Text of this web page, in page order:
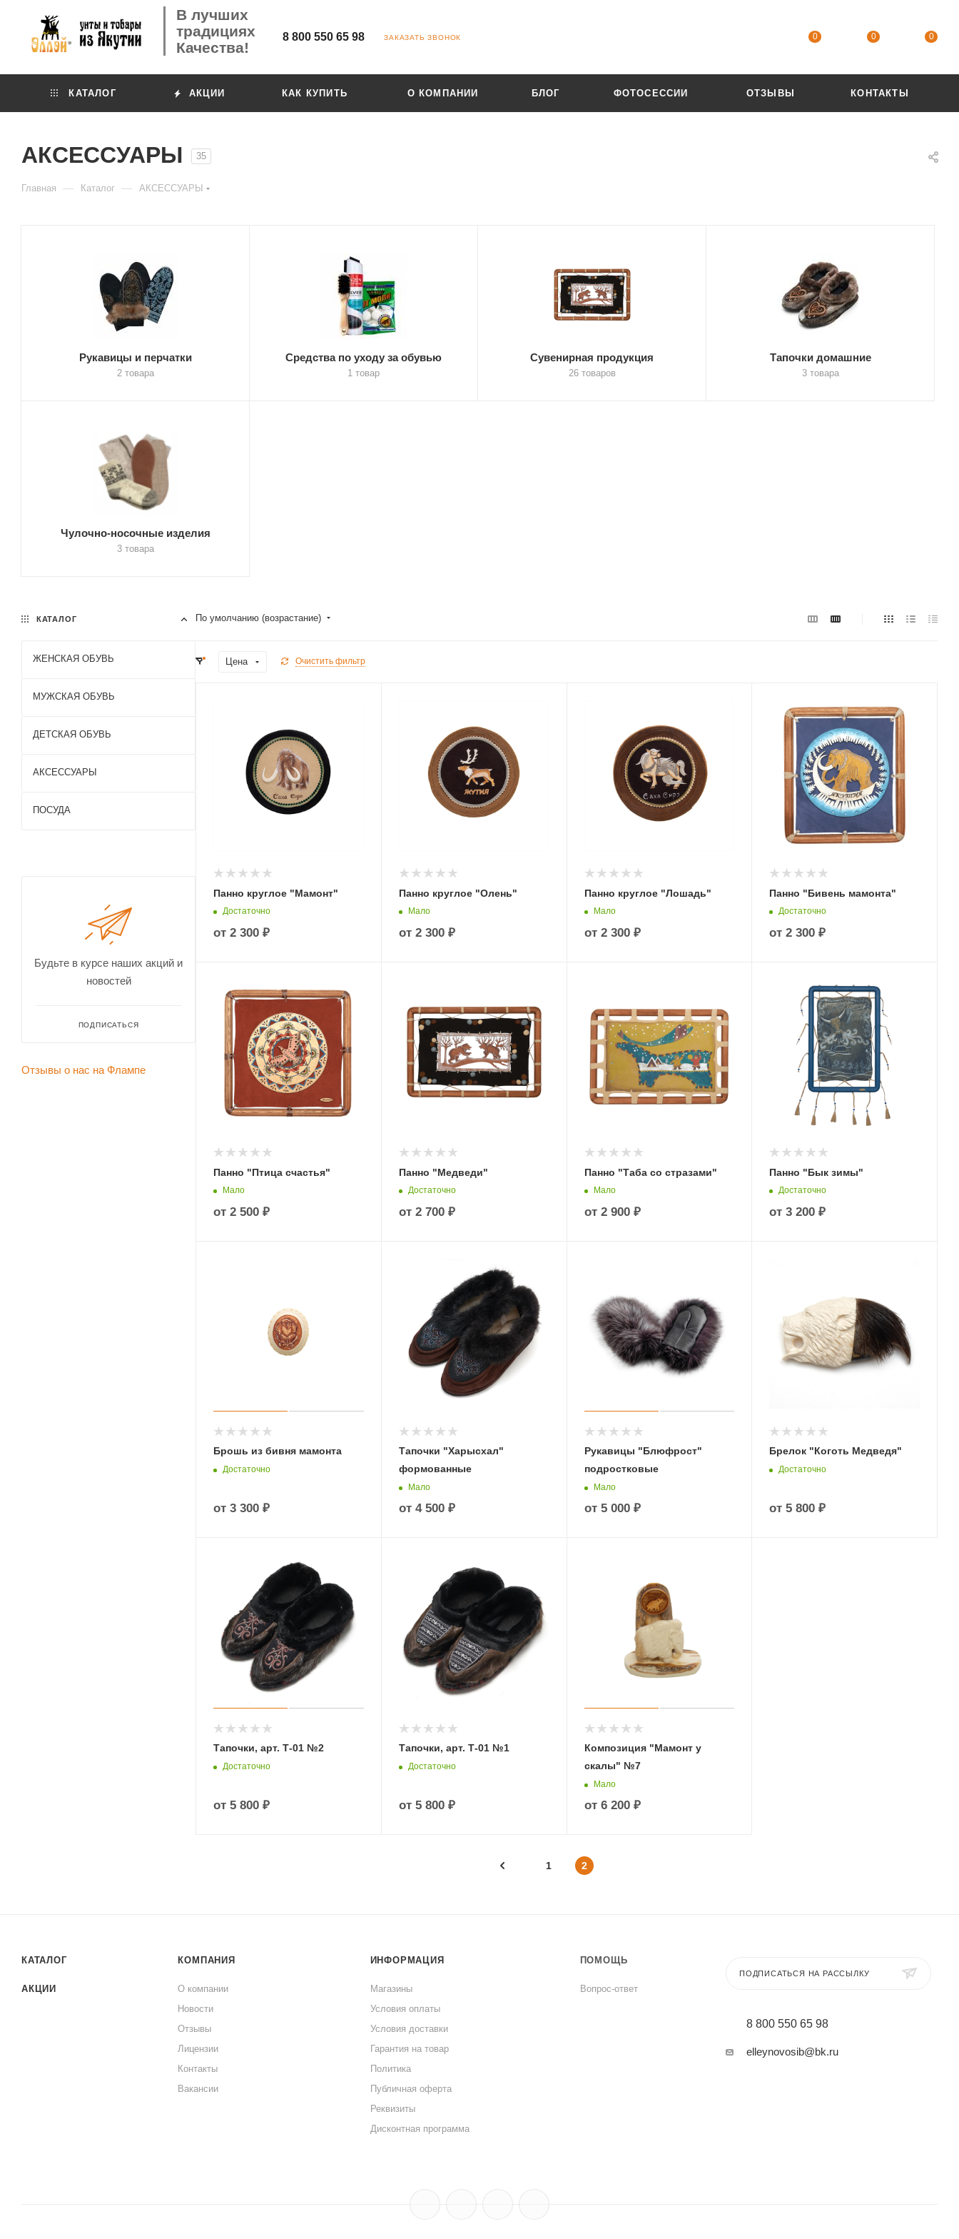
В лучших
традициях
Качества!
8 800 550 65 98 ЗАКАЗАТЬ ЗВОНОК 0 0 0
КАТАЛОГ АКЦИИ КАК КУПИТЬ О КОМПАНИИ БЛОГ ФОТОСЕССИИ ОТЗЫВЫ КОНТАКТЫ
АКСЕССУАРЫ 35
Главная — Каталог — АКСЕССУАРЫ
Рукавицы и перчатки
2 товара
Средства по уходу за обувью
1 товар
Сувенирная продукция
26 товаров
Тапочки домашние
3 товара
Чулочно-носочные изделия
3 товара
По умолчанию (возрастание)
Цена Очистить фильтр
Панно круглое "Мамонт"
Достаточно
от 2 300 ₽
Панно круглое "Олень"
Мало
от 2 300 ₽
Панно круглое "Лошадь"
Мало
от 2 300 ₽
Панно "Бивень мамонта"
Достаточно
от2 300 ₽
Панно "Птица счастья"
Мало
от 2 500 ₽
Панно "Медведи"
Достаточно
от 2 700 ₽
Панно "Таба со стразами"
Мало
от 2 900 ₽
Панно "Бык зимы"
Достаточно
от3 200 ₽
Брошь из бивня мамонта
Достаточно
от 3 300 ₽
Тапочки "Харысхал"
формованные
Мало
от 4 500 ₽
Рукавицы "Блюфрост"
подростковые
Мало
от 5 000 ₽
Брелок "Коготь Медведя"
Достаточно
от5 800 ₽
Тапочки, арт. Т-01 №2
Достаточно
от 5 800 ₽
Тапочки, арт. Т-01 №1
Достаточно
от 5 800 ₽
Композиция "Мамонт у
скалы" №7
Мало
от 6 200 ₽
1 2
КАТАЛОГ
ЖЕНСКАЯ ОБУВЬ
МУЖСКАЯ ОБУВЬ
ДЕТСКАЯ ОБУВЬ
АКСЕССУАРЫ
ПОСУДА
Будьте в курсе наших акций и
новостей
ПОДПИСАТЬСЯ
Отзывы о нас на Флампе
КАТАЛОГ
АКЦИИ
КОМПАНИЯ
О компании
Новости
Отзывы
Лицензии
Контакты
Вакансии
ИНФОРМАЦИЯ
Магазины
Условия оплаты
Условия доставки
Гарантия на товар
Политика
Публичная оферта
Реквизиты
Дисконтная программа
ПОМОЩЬ
Вопрос-ответ
ПОДПИСАТЬСЯ НА РАССЫЛКУ
8 800 550 65 98
elleynovosib@bk.ru